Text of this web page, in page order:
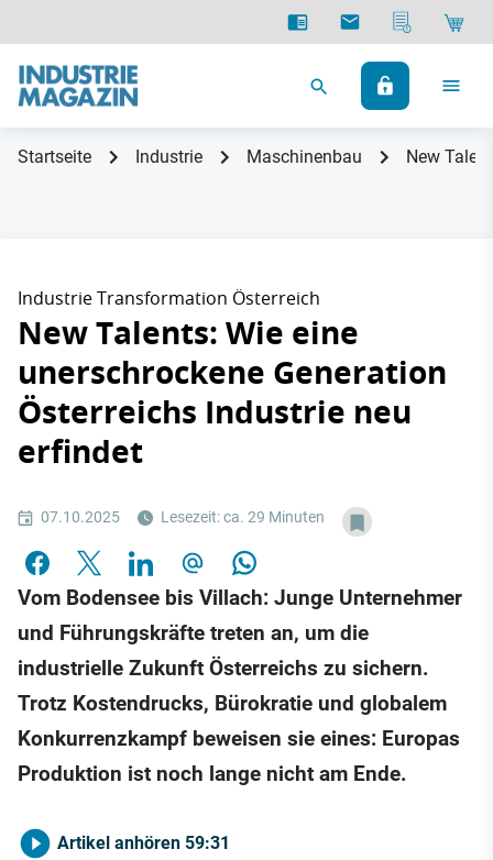
Startseite Industrie Maschinenbau New
Industrie Transformation Österreich
New Talents: Wie eine
unerschrockene Generation
Österreichs Industrie neu
erfindet
07.10.2025 Lesezeit: ca. 29 Minuten
Vom Bodensee bis Villach: Junge Unternehmer
und Führungskräfte treten an, um die
industrielle Zukunft Österreichs zu sichern.
Trotz Kostendrucks, Bürokratie und globalem
Konkurrenzkampf beweisen sie eines: Europas
Produktion ist noch lange nicht am Ende.
Artikel anhören 59:31